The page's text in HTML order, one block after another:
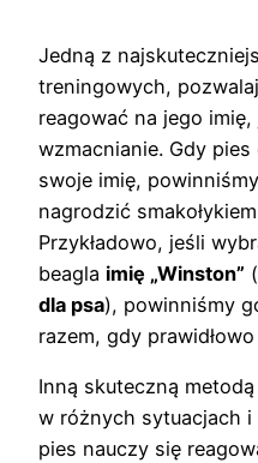
Jedną z
treningowych,
reagować na jego
wzmacnianie. Gdy
swoje imię,
nagrodzić
Przykładowo, jeśli
beagla imię „Winston”
dla psa), powinniśmy
razem, gdy
Inną skuteczną
w różnych sytuacjach
pies nauczy się